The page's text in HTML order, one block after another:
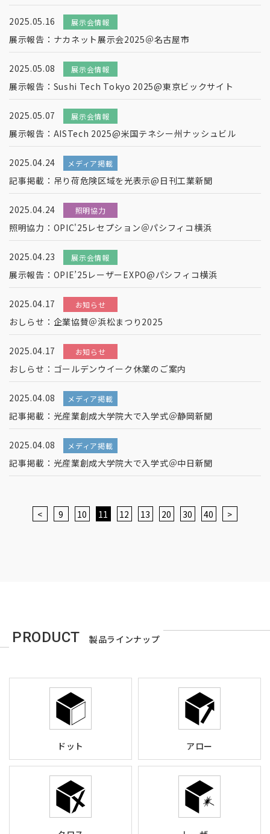
2025.05.16 展示会情報
展示報告：ナカネット展示会2025＠名古屋市
2025.05.08 展示会情報
展示報告：Sushi Tech Tokyo 2025@東京ビックサイト
2025.05.07 展示会情報
展示報告：AISTech 2025@米国テネシー州ナッシュビル
2025.04.24 メディア掲載
記事掲載：吊り荷危険区域を光表示@日刊工業新聞
2025.04.24 照明協力
照明協力：OPIC'25レセプション＠パシフィコ横浜
2025.04.23 展示会情報
展示報告：OPIE’25レーザーEXPO@パシフィコ横浜
2025.04.17 お知らせ
おしらせ：企業協賛＠浜松まつり2025
2025.04.17 お知らせ
おしらせ：ゴールデンウイーク休業のご案内
2025.04.08 メディア掲載
記事掲載：光産業創成大学院大で入学式＠静岡新聞
2025.04.08 メディア掲載
記事掲載：光産業創成大学院大で入学式＠中日新聞
< 9 10 11 12 13 20 30 40 >
PRODUCT 製品ラインナップ
ドット アロー